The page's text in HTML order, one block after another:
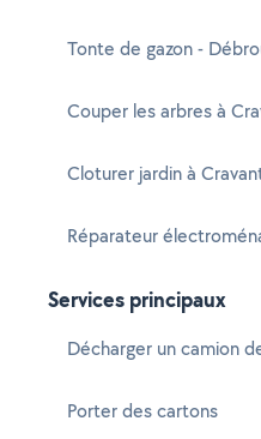
Tonte de gazon -
Couper les arbres à
Cloturer jardin à
Réparateur
Services principaux
Décharger un camion
Porter des cartons